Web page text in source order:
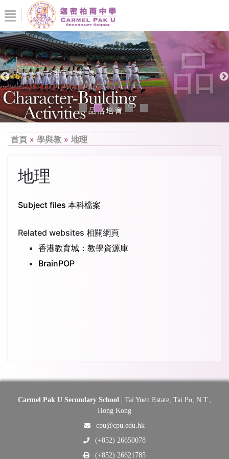
首頁 » 學與教 » 地理
地理
Subject files 本科檔案
Related websites 相關網頁
香港教育城：教學資源庫
BrainPOP
Carmel Pak U Secondary School| Tai Yuen Estate, Tai Po, N.T.,
Hong Kong
cpu@cpu.edu.hk
(+852) 26650078
(+852) 26621785